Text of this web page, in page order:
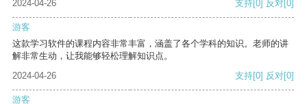
2024-04-26
支持[0] 反对[0]
游客
这款学习软件的课程内容非常丰富，涵盖了各个学科的知识。老师的讲
解非常生动，让我能够轻松理解知识点。
2024-04-26
支持[0] 反对[0]
游客